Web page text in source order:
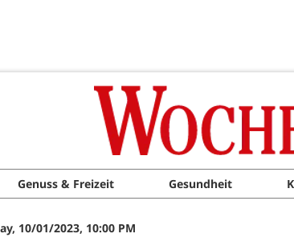
Genuss & Freizeit Gesundheit
10/01/2023, 10:00 PM